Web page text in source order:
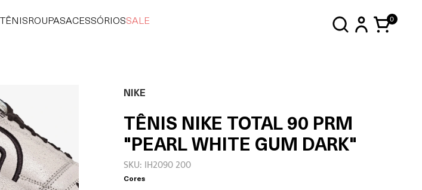
TÊNIS ROUPASACESSÓRIOSSALE 0
NIKE
TÊNIS NIKE TOTAL 90 PRM
"PEARL WHITE GUM DARK"
SKU: IH2090 200
Cores